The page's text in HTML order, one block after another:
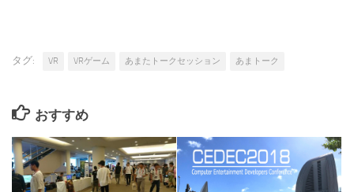
タグ: VR VRゲーム あまたトークセッション あまトーク
おすすめ